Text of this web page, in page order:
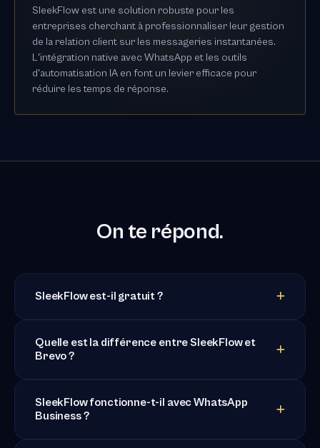
SleekFlow est une solution robuste pour les
entreprises cherchant à professionnaliser leur gestion
de la relation client sur les messageries instantanées.
L'intégration native avec WhatsApp et les outils
d'automatisation IA en font un levier efficace pour
réduire les temps de réponse.
On te répond.
SleekFlow est-il gratuit ?
Quelle est la différence entre SleekFlow et
Brevo ?
SleekFlow fonctionne-t-il avec WhatsApp
Business ?